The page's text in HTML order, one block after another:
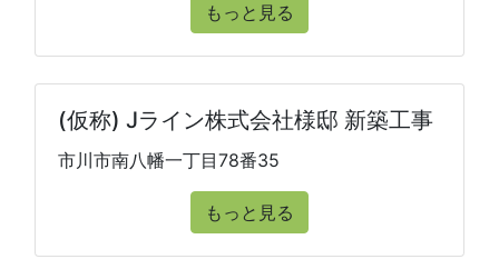
もっと見る
(仮称) Jライン株式会社様邸 新築工事
市川市南八幡一丁目78番35
もっと見る